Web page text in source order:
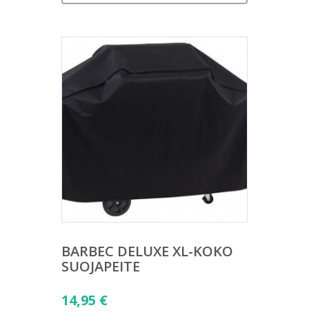
BARBEC DELUXE XL-KOKO
SUOJAPEITE
14,95 €